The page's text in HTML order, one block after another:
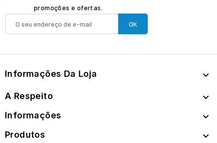
promoções e ofertas.
Informações Da Loja 
A Respeito 
Informações 
Produtos 